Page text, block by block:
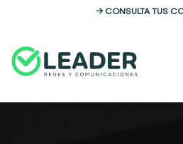
content
→ CONSULTA TUS